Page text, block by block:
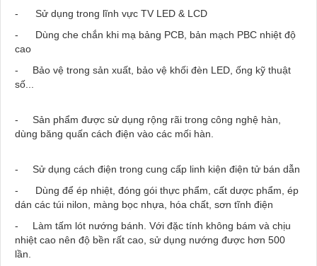
- Sử dụng trong lĩnh vực TV LED & LCD
- Dùng che chắn khi mạ bảng PCB, bản mạch PBC nhiệt độ
cao
- Bảo vệ trong sản xuất, bảo vệ khối đèn LED, ống kỹ thuật
số...
- Sản phẩm được sử dụng rộng rãi trong công nghệ hàn,
dùng băng quấn cách điện vào các mối hàn.
- Sử dụng cách điện trong cung cấp linh kiện điện tử bán dẫn
- Dùng để ép nhiệt, đóng gói thực phẩm, cất dược phẩm, ép
dán các túi nilon, màng bọc nhựa, hóa chất, sơn tĩnh điện
- Làm tấm lót nướng bánh. Với đặc tính không bám và chịu
nhiệt cao nên độ bền rất cao, sử dụng nướng được hơn 500
lần.